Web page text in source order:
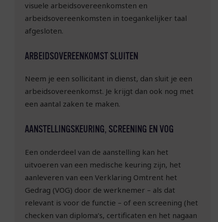
visuele arbeidsovereenkomsten en
arbeidsovereenkomsten in toegankelijker taal
afgesloten.
ARBEIDSOVEREENKOMST SLUITEN
Neem je een sollicitant in dienst, dan sluit je een
arbeidsovereenkomst. Je krijgt dan ook nog met
een aantal zaken te maken.
AANSTELLINGSKEURING, SCREENING EN VOG
Een onderdeel van de aanstelling kan het
uitvoeren van een medische keuring zijn, het
aanleveren van een Verklaring Omtrent het
Gedrag (VOG) door de werknemer – als dat
relevant is voor de functie – of een screening (het
checken van diploma’s, certificaten en het nagaan